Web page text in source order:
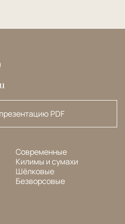
PDF
Современные
Килимы и сумахи
Шёлковые
Безворсовые